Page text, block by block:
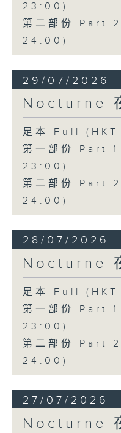
23:00)
第二部份 Part
24:00)
29/07/2026
Nocturne
足本 Full
第一部份 Part
23:00)
第二部份 Part
24:00)
28/07/2026
Nocturne
足本 Full
第一部份 Part
23:00)
第二部份 Part
24:00)
27/07/2026
Nocturne